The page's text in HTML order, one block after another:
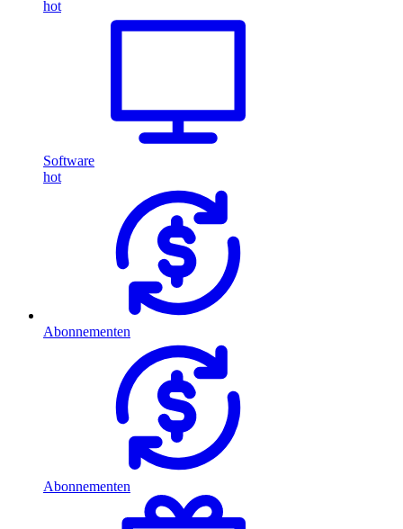
hot
Software
hot
Abonnementen
Abonnementen